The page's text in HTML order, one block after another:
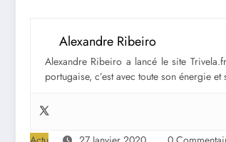
Alexandre Ribeiro
Alexandre Ribeiro a lancé le site
portugaise, c’est avec toute son énergie